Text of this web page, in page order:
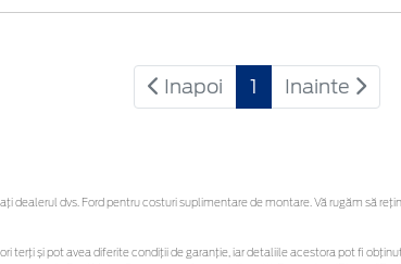
Inapoi 1 Inainte
dealerul dvs. Ford pentru costuri suplimentare de montare. Vă rugăm să
terți și pot avea diferite condiții de garanție, iar detaliile acestora pot fi